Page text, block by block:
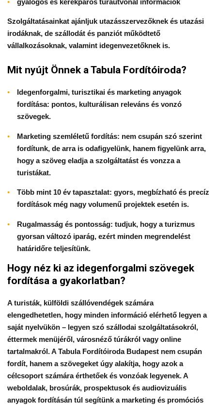
Szolgáltatásainkat ajánljuk utazásszervezőknek és utazási
irodáknak, de szállodát és panziót működtető
vállalkozásoknak, valamint idegenvezetőknek is.
Mit nyújt Önnek a Tabula Fordítóiroda?
Idegenforgalmi, turisztikai és marketing anyagok
fordítása: pontos, kulturálisan releváns és vonzó
szövegek.
Marketing szemléletű fordítás: nem csupán szó szerint
fordítunk, de arra is odafigyelünk, hanem figyelünk arra,
hogy a szöveg eladja a szolgáltatást és vonzza a
turistákat.
Több mint 10 év tapasztalat: gyors, megbízható és precíz
fordítások még nagy volumenű projektek esetén is.
Rugalmasság és pontosság: tudjuk, hogy a turizmus
gyorsan változó iparág, ezért minden megrendelést
határidőre teljesítünk.
Hogy néz ki az idegenforgalmi szövegek
fordítása a gyakorlatban?
A turisták, külföldi szállóvendégek számára
elengedhetetlen, hogy minden információ elérhető legyen a
saját nyelvükön – legyen szó szállodai szolgáltatásokról,
éttermek menüjéről, városnéző túrákról vagy online
tartalmakról. A Tabula Fordítóiroda Budapest nem csupán
fordít, hanem a szövegeket úgy alakítja, hogy azok a
célcsoport számára érthetőek és vonzóak legyenek. A
weboldalak, brosúrák, prospektusok és audiovizuális
anyagok fordításán túl segítünk a marketing és promóciós